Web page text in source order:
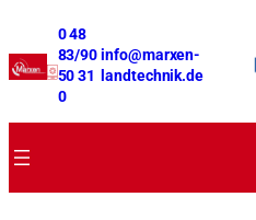
0 48
83/90
50 31
0
info@marxen-
landtechnik.de